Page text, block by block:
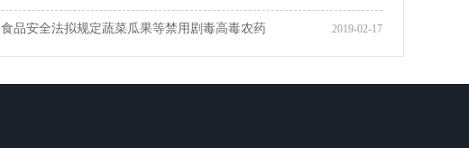
2019-02-17
食品安全法拟规定蔬菜瓜果等禁用剧毒高毒农药